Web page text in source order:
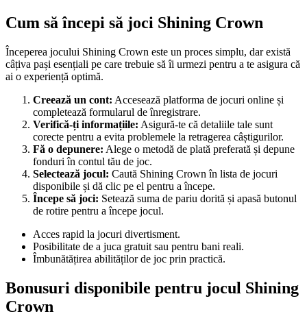
Cum să începi să joci Shining Crown
Începerea jocului Shining Crown este un proces simplu, dar există
câțiva pași esențiali pe care trebuie să îi urmezi pentru a te asigura că
ai o experiență optimă.
Creează un cont: Accesează platforma de jocuri online și
completează formularul de înregistrare.
Verifică-ți informațiile: Asigură-te că detaliile tale sunt
corecte pentru a evita problemele la retragerea câștigurilor.
Fă o depunere: Alege o metodă de plată preferată și depune
fonduri în contul tău de joc.
Selectează jocul: Caută Shining Crown în lista de jocuri
disponibile și dă clic pe el pentru a începe.
Începe să joci: Setează suma de pariu dorită și apasă butonul
de rotire pentru a începe jocul.
Acces rapid la jocuri divertisment.
Posibilitate de a juca gratuit sau pentru bani reali.
Îmbunătățirea abilităților de joc prin practică.
Bonusuri disponibile pentru jocul Shining
Crown